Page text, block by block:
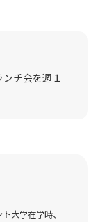
チ会を週１
大学在学時、